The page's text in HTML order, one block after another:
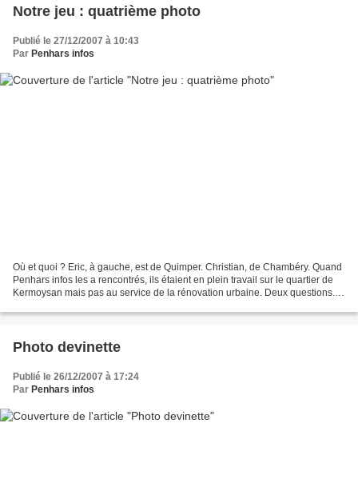
Notre jeu : quatrième photo
Publié le 27/12/2007 à 10:43
Par Penhars infos
Où et quoi ? Eric, à gauche, est de Quimper. Christian, de Chambéry. Quand
Penhars infos les a rencontrés, ils étaient en plein travail sur le quartier de
Kermoysan mais pas au service de la rénovation urbaine. Deux questions.
Photo devinette
Publié le 26/12/2007 à 17:24
Par Penhars infos